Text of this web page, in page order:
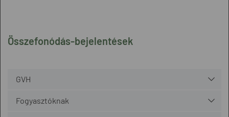
Összefonódás-bejelentések
GVH
Fogyasztóknak